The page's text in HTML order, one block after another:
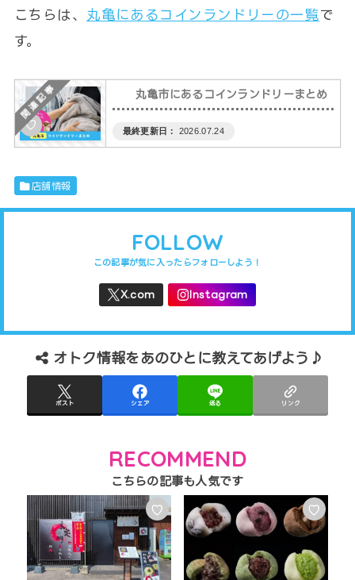
こちらは、 丸亀にあるコインランドリーの一覧で
す。
♡
丸亀市にあるコインランドリーまとめ
2026.07.24
店舗情報
FOLLOW
オトク情報をあのひとに教えてあげよう♪
ポスト シェア 送る リンク
RECOMMEND
♡ ♡